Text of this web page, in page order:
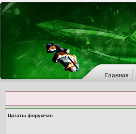
Главная
Цитаты форумчан